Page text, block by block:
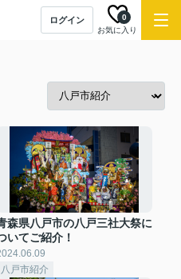
ログイン
お気に入り
0
森県八戸市の八戸三社大祭に
いてご紹介！
八戸市紹介